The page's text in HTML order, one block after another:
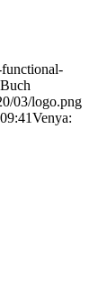
03/logo.png
Venya: